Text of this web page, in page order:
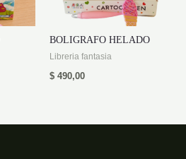
BOLIGRAFO HELADO
Libreria fantasia
$ 490,00